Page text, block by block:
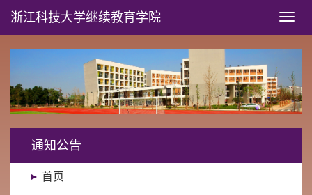
浙江科技大学继续教育学院
通知公告
首页